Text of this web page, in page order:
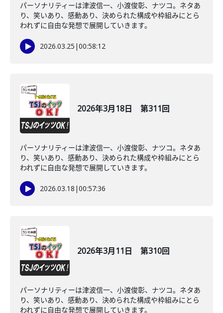
パーソナリティーは津波信一、小渡俊彰、ナツコ。ネタあ
り、笑いあり、感動あり、決められた構成や枠組みにとら
われずに自由な発想で展開していきます。
2026.03.25 |00:58:12
2026年3月18日 第311回
パーソナリティーは津波信一、小渡俊彰、ナツコ。ネタあ
り、笑いあり、感動あり、決められた構成や枠組みにとら
われずに自由な発想で展開していきます。
2026.03.18 |00:57:36
2026年3月11日 第310回
パーソナリティーは津波信一、小渡俊彰、ナツコ。ネタあ
り、笑いあり、感動あり、決められた構成や枠組みにとら
われずに自由な発想で展開していきます。